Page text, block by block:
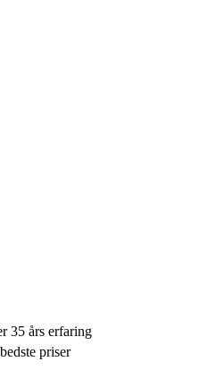
35 års erfaring
priser